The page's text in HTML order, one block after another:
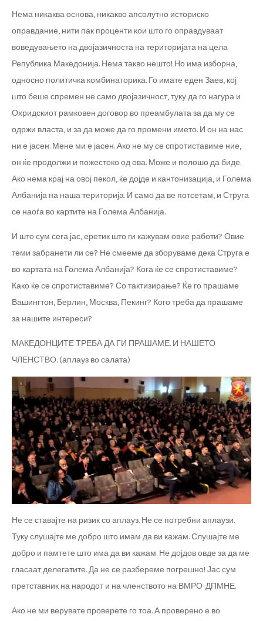
Нема никаква основа, никакво апсолутно историско
оправдание, нити пак проценти кои што го оправдуваат
воведувањето на двојазичноста на територијата на цела
Република Македонија. Нема такво нешто! Но има изборна,
односно политичка комбинаторика. Го имате еден Заев, кој
што беше спремен не само двојазичност, туку да го нагура и
Охридскиот рамковен договор во преамбулата за да му се
одржи власта, и за да може да го промени името. И он на нас
ни е јасен. Мене ми е јасен. Ако не му се спротиставиме ние,
он ќе продолжи и пожестоко од ова. Може и полошо да биде.
Ако нема крај на овој пекол, ќе дојде и кантонизација, и Голема
Албанија на наша територија. И само да ве потсетам, и Струга
се наоѓа во картите на Голема Албанија.
И што сум сега јас, еретик што ги кажувам овие работи? Овие
теми забранети ли се? Не смееме да зборуваме дека Струга е
во картата на Голема Албанија? Кога ќе се спротиставиме?
Како ќе се спротиставиме? Со тактизирање? Ќе го прашаме
Вашингтон, Берлин, Москва, Пекинг? Кого треба да прашаме
за нашите интереси?
МАКЕДОНЦИТЕ ТРЕБА ДА ГИ ПРАШАМЕ. И НАШЕТО
ЧЛЕНСТВО. (аплауз во салата)
Не се ставајте на ризик со аплауз. Не се потребни аплаузи.
Туку слушајте ме добро што имам да ви кажам. Слушајте ме
добро и памтете што има да ви кажам. Не дојдов овде за да ме
гласаат делегатите. Да не се разбереме погрешно! Јас сум
претставник на народот и на членството на ВМРО-ДПМНЕ.
Ако не ми верувате проверете го тоа. А проверено е во